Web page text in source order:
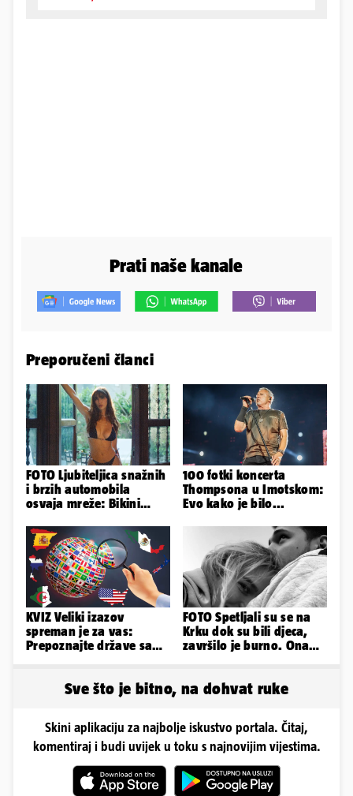
Prati naše kanale
Preporučeni članci
FOTO Ljubiteljica snažnih
i brzih automobila
osvaja mreže: Bikini
snagama
100 fotki koncerta
Thompsona u Imotskom:
Evo kako je bilo...
KVIZ Veliki izazov
spreman je za vas:
Prepoznajte države samo
FOTO Spetljali su se na
Krku dok su bili djeca,
završilo je burno. Ona
Sve što je bitno, na dohvat ruke
Skini aplikaciju za najbolje iskustvo portala. Čitaj,
komentiraj i budi uvijek u toku s najnovijim vijestima.